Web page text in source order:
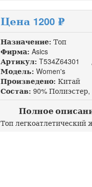
Цена 1200 ₽
Назначение: Топ
Фирма: Asics
Артикул: T534Z64301
Модель: Women's
Произведено: Китай
Состав: 90%
Полное
Топ легкоатлетический